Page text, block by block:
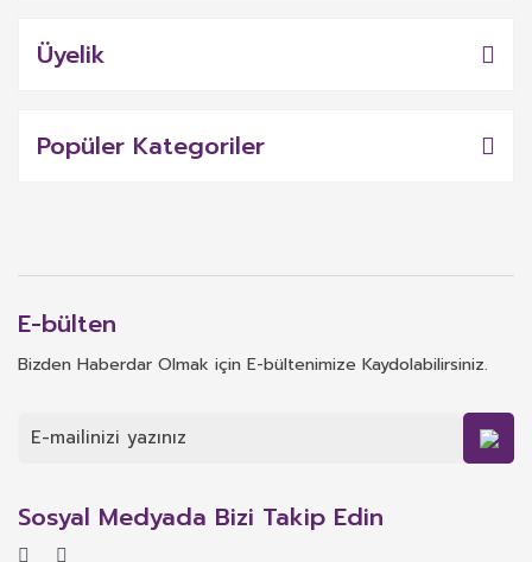
Üyelik
Popüler Kategoriler
E-bülten
Bizden Haberdar Olmak için E-bültenimize Kaydolabilirsiniz.
Sosyal Medyada Bizi Takip Edin